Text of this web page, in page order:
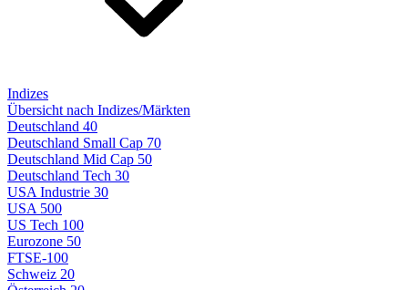
Indizes
Übersicht nach Indizes/Märkten
Deutschland 40
Deutschland Small Cap 70
Deutschland Mid Cap 50
Deutschland Tech 30
USA Industrie 30
USA 500
US Tech 100
Eurozone 50
FTSE-100
Schweiz 20